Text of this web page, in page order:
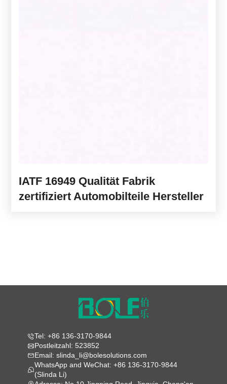
IATF 16949 Qualität Fabrik
zertifiziert Automobilteile Hersteller
Tel: +86 136-3170-9844
Postleitzahl: 523852
Email: slinda_li@bolesolutions.com
WhatsApp and WeChat: +86 136-3170-9844
(Slinda Li)